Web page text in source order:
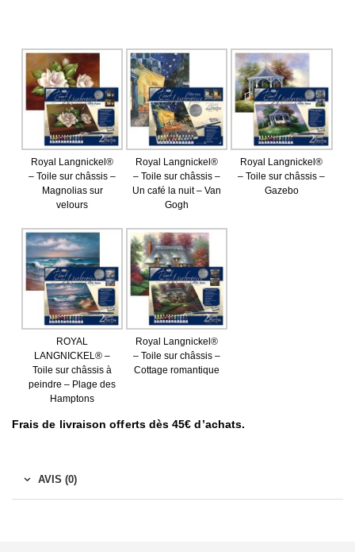
Royal Langnickel®
– Toile sur châssis –
Magnolias sur
velours
Royal Langnickel®
– Toile sur châssis –
Un café la nuit – Van
Gogh
Royal Langnickel®
– Toile sur châssis –
Gazebo
ROYAL
LANGNICKEL® –
Toile sur châssis à
peindre – Plage des
Hamptons
Royal Langnickel®
– Toile sur châssis –
Cottage romantique
Frais de livraison offerts dès 45€ d’achats.
AVIS (0)